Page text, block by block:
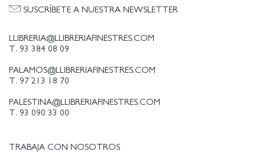
LLIBRERIA@LLIBRERIAFINESTRES.COM
T. 93 384 08 09
PALAMOS@LLIBRERIAFINESTRES.COM
T. 97 213 18 70
PALESTINA@LLIBRERIAFINESTRES.COM
T. 93 090 33 00
TRABAJA CON NOSOTROS
SUSCRÍBETE A NUESTRA NEWSLETTER